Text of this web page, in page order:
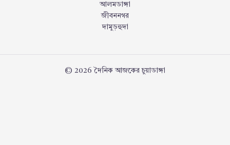
আলমডাঙ্গা
জীবননগর
দামুড়হুদা
© 2026 দৈনিক আজকের চুয়াডাঙ্গা